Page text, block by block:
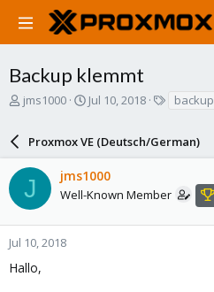
Backup klemmt
T
a
s
t
a
r
e
jms1000
S
r
t
d
a
e
Jul 10, 2018
s
backup
Proxmox VE (Deutsch/German)
J jms1000
Well-Known Member
Jul 10, 2018
Hallo,